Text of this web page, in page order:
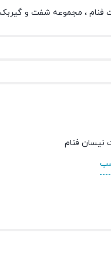
، مجموعه شفت و گیربکس
فنام